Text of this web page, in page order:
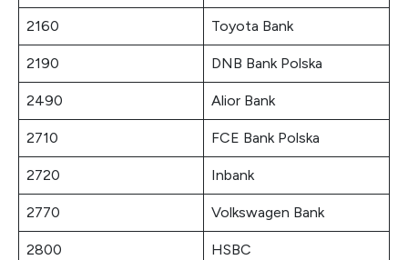
2160 Toyota Bank
2190 DNB Bank Polska
2490 Alior Bank
2710 FCE Bank Polska
2720 Inbank
2770 Volkswagen Bank
2800 HSBC